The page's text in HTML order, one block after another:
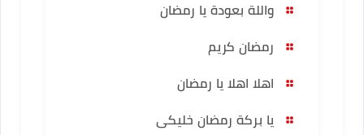
واللة بعودة يا رمضان
رمضان كريم
اهلا اهلا يا رمضان
يا بركة رمضان خليكى